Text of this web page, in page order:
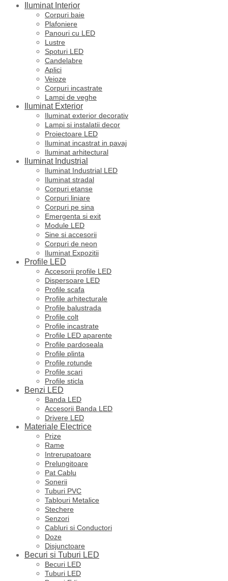
Iluminat Interior
Corpuri baie
Plafoniere
Panouri cu LED
Lustre
Spoturi LED
Candelabre
Aplici
Veioze
Corpuri incastrate
Lampi de veghe
Iluminat Exterior
Iluminat exterior decorativ
Lampi si instalatii decor
Proiectoare LED
Iluminat incastrat in pavaj
Iluminat arhitectural
Iluminat Industrial
Iluminat Industrial LED
Iluminat stradal
Corpuri etanse
Corpuri liniare
Corpuri pe sina
Emergenta si exit
Module LED
Sine si accesorii
Corpuri de neon
Iluminat Expozitii
Profile LED
Accesorii profile LED
Dispersoare LED
Profile scafa
Profile arhitecturale
Profile balustrada
Profile colt
Profile incastrate
Profile LED aparente
Profile pardoseala
Profile plinta
Profile rotunde
Profile scari
Profile sticla
Benzi LED
Banda LED
Accesorii Banda LED
Drivere LED
Materiale Electrice
Prize
Rame
Intrerupatoare
Prelungitoare
Pat Cablu
Sonerii
Tuburi PVC
Tablouri Metalice
Stechere
Senzori
Cabluri si Conductori
Doze
Disjunctoare
Becuri si Tuburi LED
Becuri LED
Tuburi LED